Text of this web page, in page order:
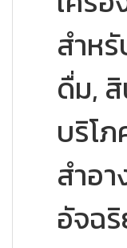
สำห
ดื่ม,
บริโภ
สำอ
อัจฉริ